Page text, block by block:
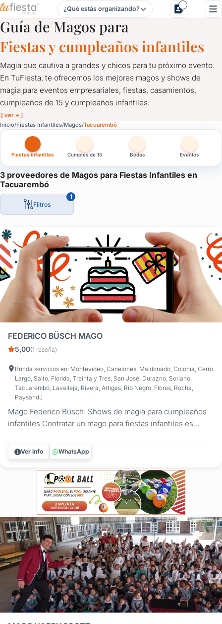
Magos para Fiestas Infantiles en Tacuarembó
¿Qué estás organizando?
Guía de Magos para
Fiestas y cumpleaños infantiles
Magia que cautiva a grandes y chicos para tu próximo evento.
En TuFiesta, te ofrecemos los mejores magos y shows de
magia para eventos empresariales, fiestas, casamientos,
cumpleaños de 15 y cumpleaños infantiles.
[ ver + ]
Inicio Fiestas Infantiles Magos Tacuarembó
Fiestas infantiles Cumples de 15 Bodas Eventos
3 proveedores de Magos para Fiestas Infantiles en
Tacuarembó
Filtros
1
FEDERICO BÜSCH MAGO
5,00(1 reseña)
Brinda servicios en: Montevideo, Canelones, Maldonado, Colonia, Cerro
Largo, Salto, Florida, Treinta y Tres, San José, Durazno, Soriano,
Tacuarembó, Lavalleja, Rivera, Artigas, Río Negro, Flores, Rocha,
Paysandú
Mago Federico Büsch: Shows de magia para cumpleaños
infantiles Contratar un mago para fiestas infantiles es
Büsch ofrece un espectáculo dinámico y profesional
diseñado para que los niños sean los verdaderos
protagonistas, combinando el...
Ver info WhatsApp
Magos para Fiestas Infantiles en Tacuarembó
Magia que cautiva a grandes y chicos para tu próximo evento.
Talentosos magos te sorprenderán con trucos inolvidables,
¡Haz de tu celebración una experiencia mágica y emocionante!
Comunícate con los magos en TuFiesta y déjate llevar por el
¡Reserva ahora y crea momentos mágicos que perdurarán para